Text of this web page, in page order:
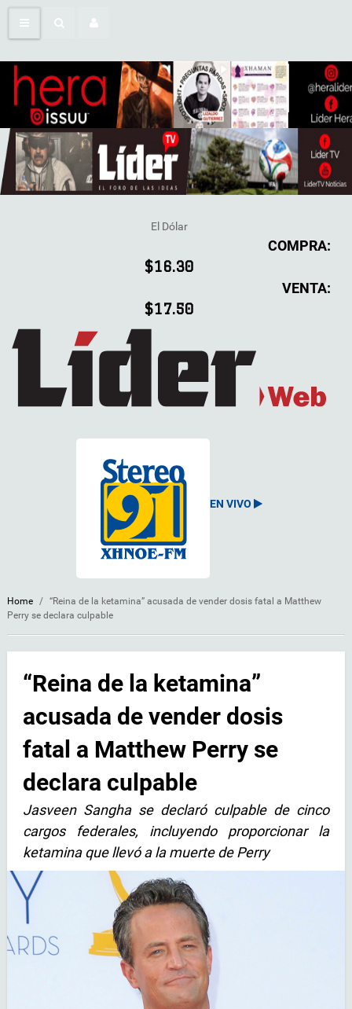
El Dólar
COMPRA:
$16.30
VENTA:
$17.50
EN VIVO
Home / “Reina de la ketamina” acusada de vender dosis fatal a Matthew
Perry se declara culpable
“Reina de la ketamina”
acusada de vender dosis
fatal a Matthew Perry se
declara culpable
Jasveen Sangha se declaró culpable de cinco
cargos federales, incluyendo proporcionar la
ketamina que llevó a la muerte de Perry